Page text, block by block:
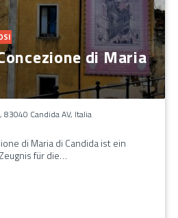
di Maria
Candida AV, Italia
di Maria di Candida ist ein
für die…